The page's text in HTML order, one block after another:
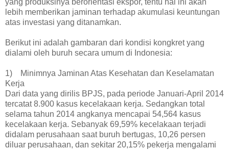
lebih memberikan jaminan terhadap akumulasi keuntungan
atas investasi yang ditanamkan.
Berikut ini adalah gambaran dari kondisi kongkret yang
dialami oleh buruh secara umum di Indonesia:
1) Minimnya Jaminan Atas Kesehatan dan Keselamatan
Kerja
Dari data yang dirilis BPJS, pada periode Januari-April 2014
tercatat 8.900 kasus kecelakaan kerja. Sedangkan total
selama tahun 2014 angkanya mencapai 54,564 kasus
kecelakaan kerja. Sebanyak 69,59% kecelakaan terjadi
didalam perusahaan saat buruh bertugas, 10,26 persen
diluar perusahaan, dan sekitar 20,15% pekerja mengalami